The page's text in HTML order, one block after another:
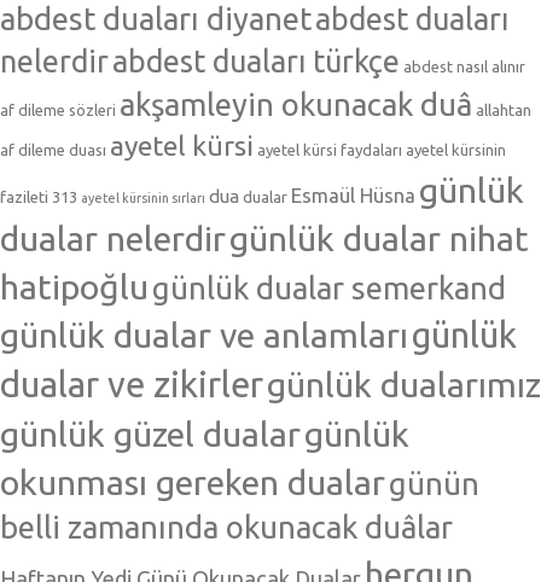
abdest duaları diyanetabdest duaları
nelerdirabdest duaları türkçe abdest nasıl alınır
af dileme sözleri akşamleyin okunacak duâ allahtan
af dileme duası ayetel kürsi ayetel kürsi faydaları ayetel kürsinin
fazileti 313 ayetel kürsinin sırları dua dualar Esmaül Hüsna günlük
dualar nelerdirgünlük dualar nihat
hatipoğlu günlük dualar semerkand
günlük dualar ve anlamlarıgünlük
dualar ve zikirlergünlük dualarımız
günlük güzel dualargünlük
okunması gereken dualargünün
belli zamanında okunacak duâlar
hergun